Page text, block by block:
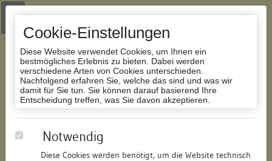
Cookie-Einstellungen
Diese Website verwendet Cookies, um Ihnen ein
bestmögliches Erlebnis zu bieten. Dabei werden
verschiedene Arten von Cookies unterschieden.
Nachfolgend erfahren Sie, welche das sind und was wir
damit für Sie tun. Sie können darauf basierend Ihre
Entscheidung treffen, was Sie davon akzeptieren.
Notwendig
Diese Cookies werden benötigt, um die Website technisch
Zur Navigation springen
Zum Inhalt der Website springen
Datenbank Bauforschung/Restaurierung
Lateinschule